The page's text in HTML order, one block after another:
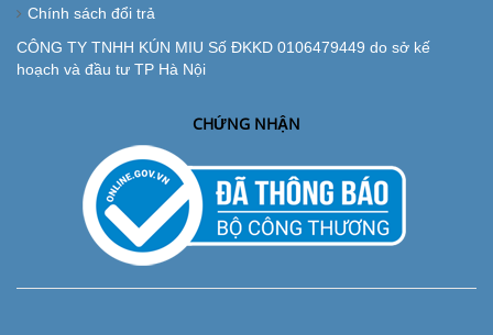
Chính sách đổi trả
CÔNG TY TNHH KÚN MIU Số ĐKKD 0106479449 do sở kế
hoạch và đầu tư TP Hà Nội
CHỨNG NHẬN